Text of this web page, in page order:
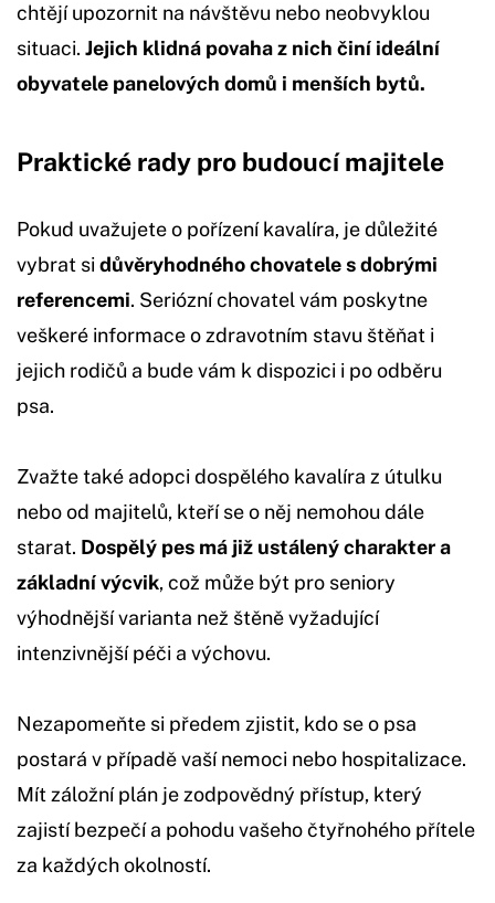
chtějí upozornit na návštěvu nebo neobvyklou
situaci. Jejich klidná povaha z nich činí ideální
obyvatele panelových domů i menších bytů.
Praktické rady pro budoucí majitele
Pokud uvažujete o pořízení kavalíra, je důležité
vybrat si důvěryhodného chovatele s dobrými
referencemi. Seriózní chovatel vám poskytne
veškeré informace o zdravotním stavu štěňat i
jejich rodičů a bude vám k dispozici i po odběru
psa.
Zvažte také adopci dospělého kavalíra z útulku
nebo od majitelů, kteří se o něj nemohou dále
starat. Dospělý pes má již ustálený charakter a
základní výcvik, což může být pro seniory
výhodnější varianta než štěně vyžadující
intenzivnější péči a výchovu.
Nezapomeňte si předem zjistit, kdo se o psa
postará v případě vaší nemoci nebo hospitalizace.
Mít záložní plán je zodpovědný přístup, který
zajistí bezpečí a pohodu vašeho čtyřnohého přítele
za každých okolností.